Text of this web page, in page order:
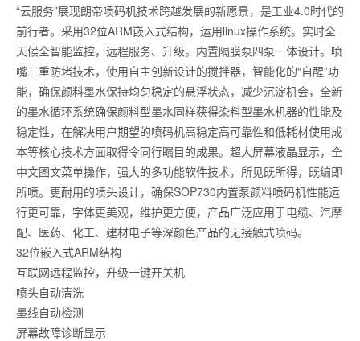
“云服务”展现朗帝喷码机技术跨越发展的新愿景，是工业4.0时代的
前行者。采用32位ARM嵌入式结构，运用linux操作系统。实时全
天候全智能监控，远程服务、升级。内置隔膜泵四泵一体设计。喷
嘴三重防堵技术，使用自主创新设计的搅拌器，智能化的“自醒”功
能，确保颜料墨水保持均匀稳定的悬浮状态，减少沉淀机会，全新
的墨水循环系统确保颜料型墨水同样获得染料型墨水机器的性能及
稳定性，在解决用户期望的喷码机高稳定高可靠性和低耗材使用成
本等核心技术方面取得令同行瞩目的成果。超大屏幕液晶显示，全
中文图文菜单操作，强大的多功能软件技术，所见既所得，既编即
所喷。更耐用的喷头设计，确保SOP730内置泵颜料喷码机性能运
行更可靠，字体更美观，维护更方便，产品广泛应用于电缆、汽摩
配、医药、化工、建材电子等深颜色产品的无接触式喷码。
32位嵌入式ARM结构
互联网远程监控，升级一键开关机
喷头自动清洗
墨线自动检测
屏幕故障诊断显示